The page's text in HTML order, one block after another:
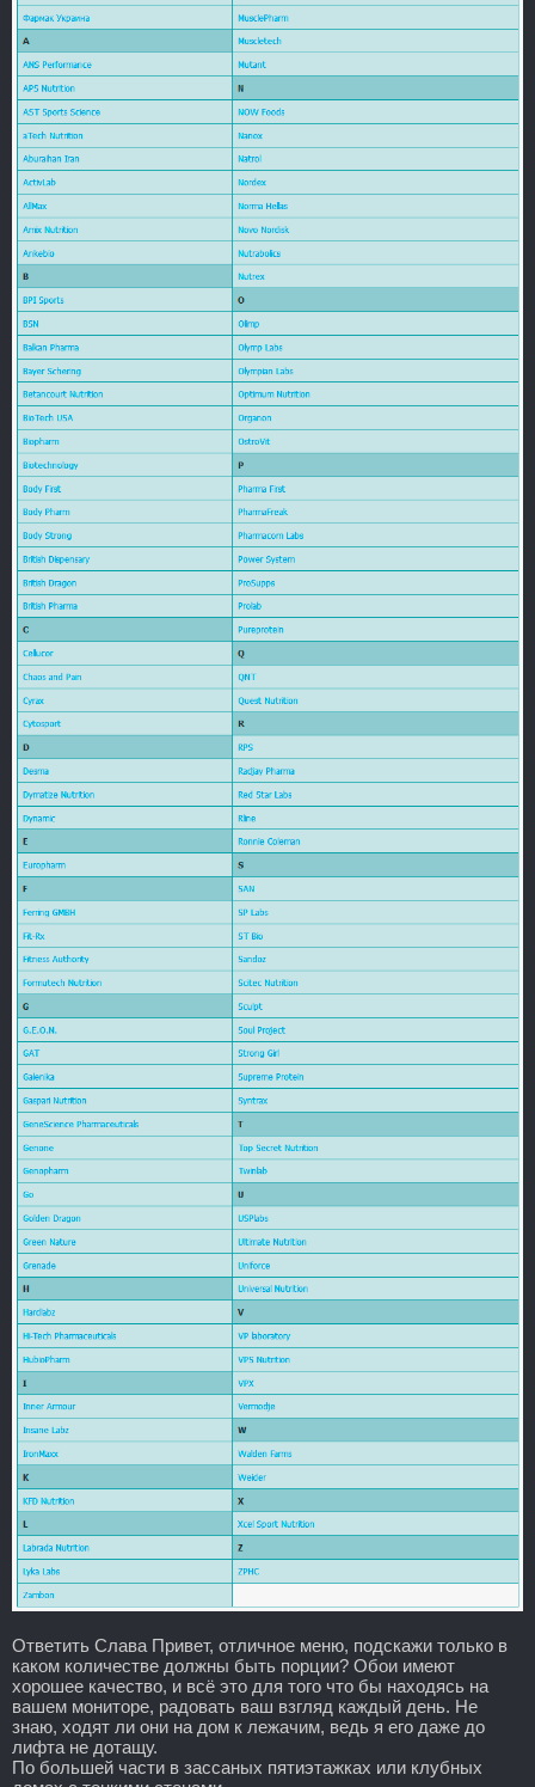
Ответить Слава Привет, отличное меню, подскажи только в
каком количестве должны быть порции? Обои имеют
хорошее качество, и всё это для того что бы находясь на
вашем мониторе, радовать ваш взгляд каждый день. Не
знаю, ходят ли они на дом к лежачим, ведь я его даже до
лифта не дотащу.
По большей части в зассаных пятиэтажках или клубных